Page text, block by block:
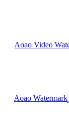
Aoao Video
Aoao Watermark